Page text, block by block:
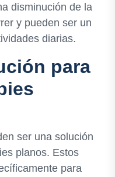
disminución de la
y pueden ser un
diarias.
para
ser una solución
planos. Estos
para